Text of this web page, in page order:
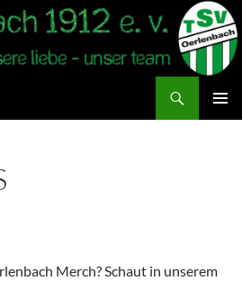
Merch? Schaut in unserem